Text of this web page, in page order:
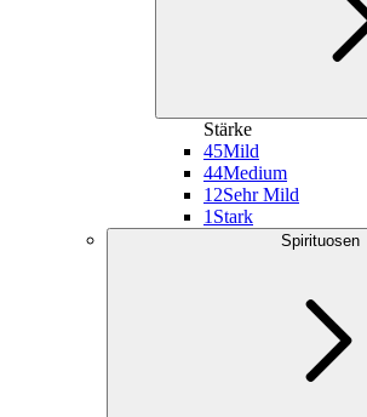
Stärke
45Mild
44Medium
12Sehr Mild
1 Stark
Spirituosen